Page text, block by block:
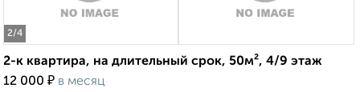
2/4
2-к квартира, на длительный срок, 50м², 4/9 этаж
12 000 ₽ в месяц